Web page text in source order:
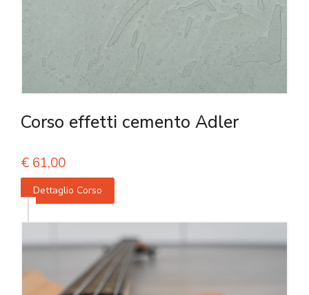
Corso effetti cemento Adler
€ 61,00
Dettaglio Corso